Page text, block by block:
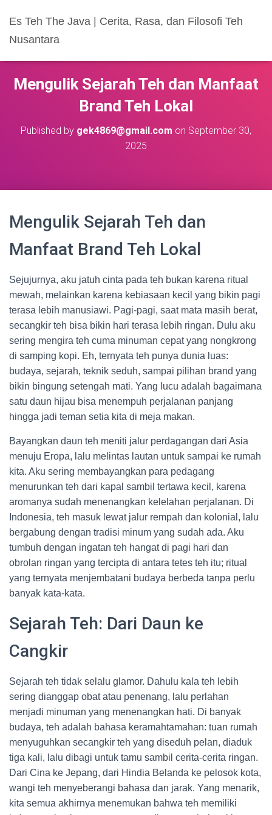
Es Teh The Java | Cerita, Rasa, dan Filosofi Teh
Nusantara
Mengulik Sejarah Teh dan Manfaat
Brand Teh Lokal
Published by gek4869@gmail.com on September 30,
2025
Mengulik Sejarah Teh dan
Manfaat Brand Teh Lokal
Sejujurnya, aku jatuh cinta pada teh bukan karena ritual
mewah, melainkan karena kebiasaan kecil yang bikin pagi
terasa lebih manusiawi. Pagi-pagi, saat mata masih berat,
secangkir teh bisa bikin hari terasa lebih ringan. Dulu aku
sering mengira teh cuma minuman cepat yang nongkrong
di samping kopi. Eh, ternyata teh punya dunia luas:
budaya, sejarah, teknik seduh, sampai pilihan brand yang
bikin bingung setengah mati. Yang lucu adalah bagaimana
satu daun hijau bisa menempuh perjalanan panjang
hingga jadi teman setia kita di meja makan.
Bayangkan daun teh meniti jalur perdagangan dari Asia
menuju Eropa, lalu melintas lautan untuk sampai ke rumah
kita. Aku sering membayangkan para pedagang
menurunkan teh dari kapal sambil tertawa kecil, karena
aromanya sudah menenangkan kelelahan perjalanan. Di
Indonesia, teh masuk lewat jalur rempah dan kolonial, lalu
bergabung dengan tradisi minum yang sudah ada. Aku
tumbuh dengan ingatan teh hangat di pagi hari dan
obrolan ringan yang tercipta di antara tetes teh itu; ritual
yang ternyata menjembatani budaya berbeda tanpa perlu
banyak kata-kata.
Sejarah Teh: Dari Daun ke
Cangkir
Sejarah teh tidak selalu glamor. Dahulu kala teh lebih
sering dianggap obat atau penenang, lalu perlahan
menjadi minuman yang menenangkan hati. Di banyak
budaya, teh adalah bahasa keramahtamahan: tuan rumah
menyuguhkan secangkir teh yang diseduh pelan, diaduk
tiga kali, lalu dibagi untuk tamu sambil cerita-cerita ringan.
Dari Cina ke Jepang, dari Hindia Belanda ke pelosok kota,
wangi teh menyeberangi bahasa dan jarak. Yang menarik,
kita semua akhirnya menemukan bahwa teh memiliki